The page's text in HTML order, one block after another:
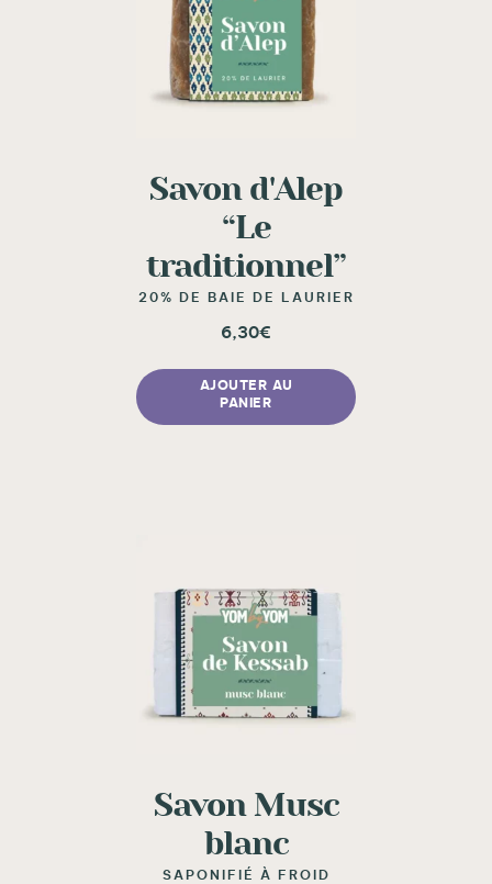
Savon d'Alep
“Le
traditionnel”
20% DE BAIE DE LAURIER
6,30€
AJOUTER AU
PANIER
Savon Musc
blanc
SAPONIFIÉ À FROID